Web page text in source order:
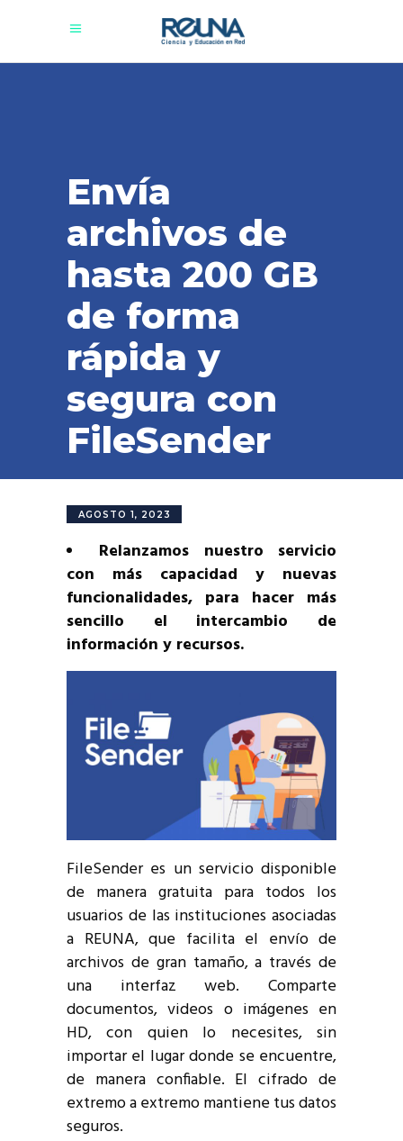
Envía
archivos de
hasta 200 GB
de forma
rápida y
segura con
FileSender
AGOSTO 1, 2023
Relanzamos nuestro servicio
con más capacidad y nuevas
funcionalidades, para hacer más
sencillo el intercambio de
información y recursos.
FileSender es un servicio disponible
de manera gratuita para todos los
usuarios de las instituciones asociadas
a REUNA, que facilita el envío de
archivos de gran tamaño, a través de
una interfaz web. Comparte
documentos, videos o imágenes en
HD, con quien lo necesites, sin
importar el lugar donde se encuentre,
de manera confiable. El cifrado de
extremo a extremo mantiene tus datos
seguros.